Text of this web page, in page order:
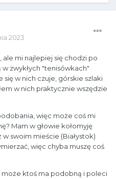
2023
mi najlepiej się chodzi po
zwykłych "tenisówkach"
w nich czuje, górskie szlaki
w nich praktycznie wszędzie
więc może coś mi
Mam w głowie kołomyję
swoim mieście (Białystok)
więc chyba muszę coś
może ktoś ma podobną i poleci